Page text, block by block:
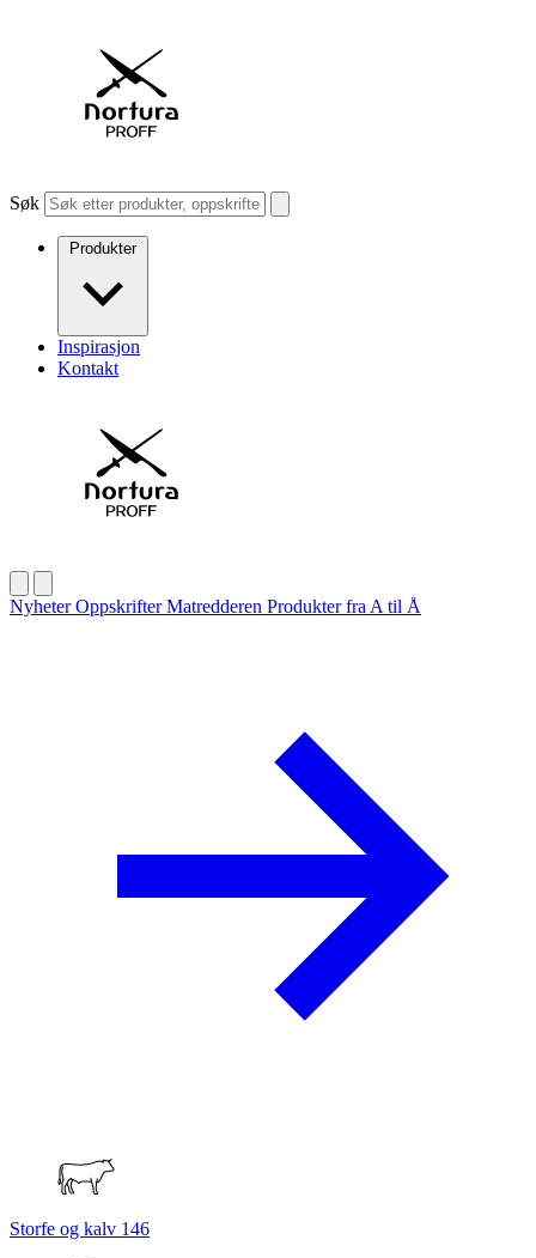
Søk
Produkter
Inspirasjon
Kontakt
NyheterOppskrifterMatredderen Produkter fra A til Å
Storfe og kalv 146